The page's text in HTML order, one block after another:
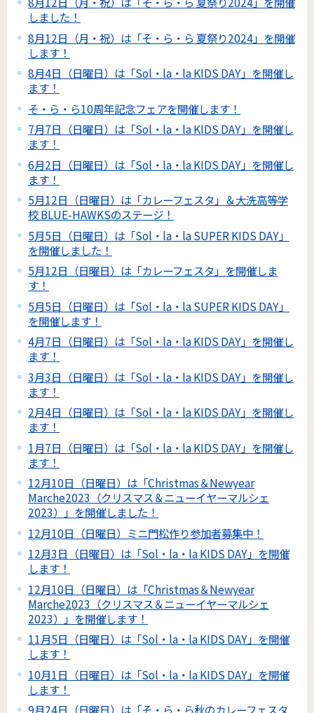
しました！
8月12日（月・祝）は「そ・ら・ら 夏祭り2024」を開催
します！
8月4日（日曜日）は「Sol・la・la KIDS DAY」を開催し
ます！
そ・ら・ら10周年記念フェアを開催します！
7月7日（日曜日）は「Sol・la・la KIDS DAY」を開催し
ます！
6月2日（日曜日）は「Sol・la・la KIDS DAY」を開催し
ます！
5月12日（日曜日）は「カレーフェスタ」＆大洗高等学
校 BLUE-HAWKSのステージ！
5月5日（日曜日）は「Sol・la・la SUPER KIDS DAY」
を開催しました！
5月12日（日曜日）は「カレーフェスタ」を開催しま
す！
5月5日（日曜日）は「Sol・la・la SUPER KIDS DAY」
を開催します！
4月7日（日曜日）は「Sol・la・la KIDS DAY」を開催し
ます！
3月3日（日曜日）は「Sol・la・la KIDS DAY」を開催し
ます！
2月4日（日曜日）は「Sol・la・la KIDS DAY」を開催し
ます！
1月7日（日曜日）は「Sol・la・la KIDS DAY」を開催し
ます！
12月10日（日曜日）は「Christmas＆Newyear
Marche2023（クリスマス＆ニューイヤーマルシェ
2023）」を開催しました！
12月10日（日曜日）ミニ門松作り参加者募集中！
12月3日（日曜日）は「Sol・la・la KIDS DAY」を開催
します！
12月10日（日曜日）は「Christmas＆Newyear
Marche2023（クリスマス＆ニューイヤーマルシェ
2023）」を開催します！
11月5日（日曜日）は「Sol・la・la KIDS DAY」を開催
します！
10月1日（日曜日）は「Sol・la・la KIDS DAY」を開催
します！
9月24日（日曜日）は「そ・ら・ら秋のカレーフェスタ